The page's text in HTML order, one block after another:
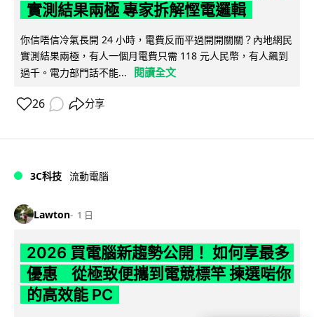
實測結果兩極 專家拆解慳電邏輯
你信唔信冷氣長開 24 小時，電費反而平過開開關關？內地網民
實測結果兩極，有人一個月電費只需 118 元人民幣，有人飆到
過千。電力部門話不能...
閱讀全文
26 分享
3C科技 流動電腦
Lawton 1 日
2026 買電腦新趨勢公開！ 如何享最多
優惠 從極致便攜到電競標竿 揀選啱你
的高效能 PC